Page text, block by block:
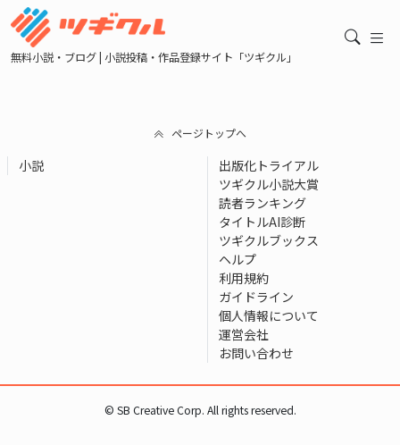
無料小説・ブログ | 小説投稿・作品登録サイト「ツギクル」
ページトップへ
小説
出版化トライアル
ツギクル小説大賞
読者ランキング
タイトルAI診断
ツギクルブックス
ヘルプ
利用規約
ガイドライン
個人情報について
運営会社
お問い合わせ
© SB Creative Corp. All rights reserved.